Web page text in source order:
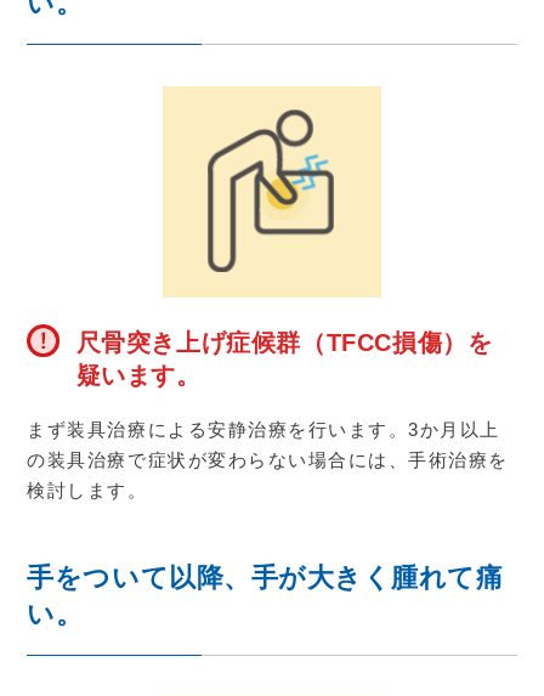
尺骨突き上げ症候群（TFCC損傷）を
疑います。
まず装具治療による安静治療を行います。3か月以上
の装具治療で症状が変わらない場合には、手術治療を
検討します。
手をついて以降、手が大きく腫れて痛
い。